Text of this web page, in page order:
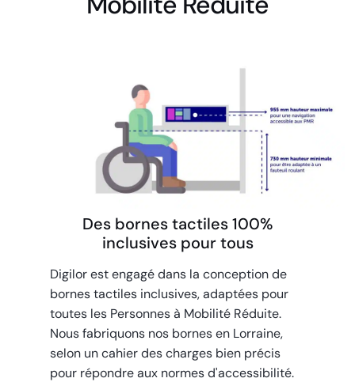
Des bornes tactiles 100%
inclusives pour tous
Digilor est engagé dans la conception de
bornes tactiles inclusives, adaptées pour
toutes les Personnes à Mobilité Réduite.
Nous fabriquons nos bornes en Lorraine,
selon un cahier des charges bien précis
pour répondre aux normes d'accessibilité.